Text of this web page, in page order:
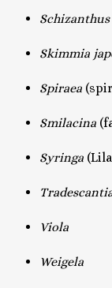
Schizanthus
Skimmia
Spiraea
Smilacina
Syringa
Viola
Weigela